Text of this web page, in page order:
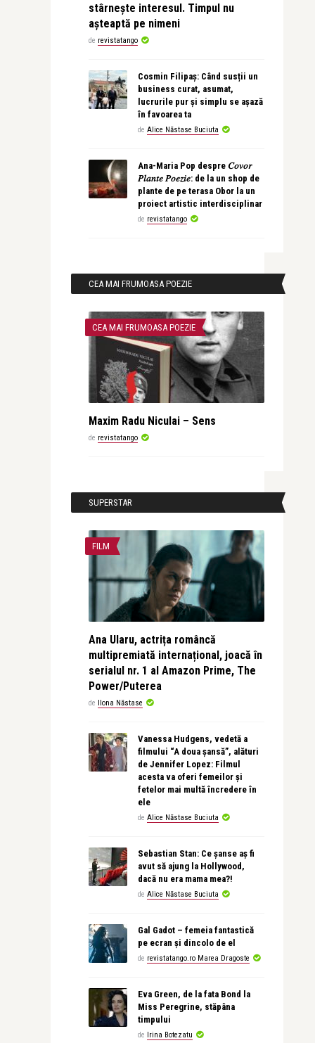
stârnește interesul. Timpul nu
așteaptă pe nimeni
de revistatango
Cosmin Filipaș: Când susții un
business curat, asumat,
lucrurile pur și simplu se așază
în favoarea ta
de Alice Năstase Buciuta
Ana-Maria Pop despre 𝐶𝑜𝑣𝑜𝑟
𝑃𝑙𝑎𝑛𝑡𝑒 𝑃𝑜𝑒𝑧𝑖𝑒: de la un shop de
plante de pe terasa Obor la un
proiect artistic interdisciplinar
de revistatango
CEA MAI FRUMOASA POEZIE
CEA MAI FRUMOASA POEZIE
Maxim Radu Niculai – Sens
de revistatango
SUPERSTAR
FILM
Ana Ularu, actrița româncă
multipremiată internațional, joacă în
serialul nr. 1 al Amazon Prime, The
Power/Puterea
de Ilona Năstase
Vanessa Hudgens, vedetă a
filmului “A doua șansă”, alături
de Jennifer Lopez: Filmul
acesta va oferi femeilor și
fetelor mai multă încredere în
ele
de Alice Năstase Buciuta
Sebastian Stan: Ce șanse aș fi
avut să ajung la Hollywood,
dacă nu era mama mea?!
de Alice Năstase Buciuta
Gal Gadot – femeia fantastică
pe ecran și dincolo de el
de revistatango.ro Marea Dragoste
Eva Green, de la fata Bond la
Miss Peregrine, stăpâna
timpului
de Irina Botezatu